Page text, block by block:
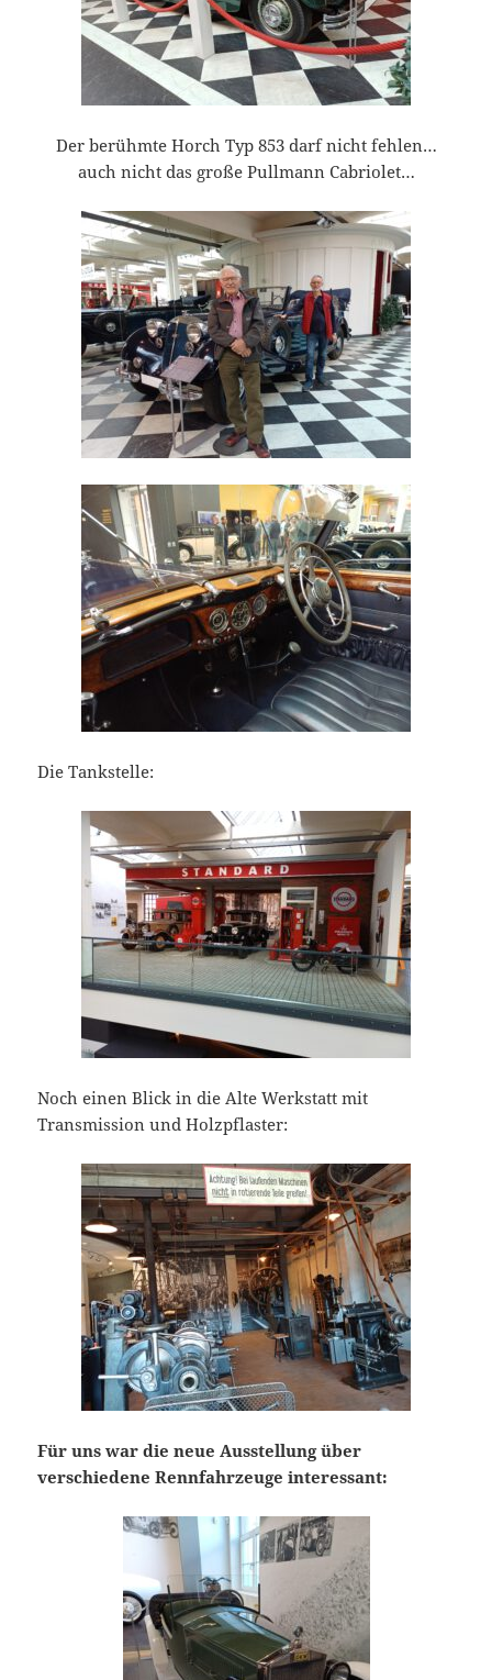
Der berühmte Horch Typ 853 darf nicht fehlen…
auch nicht das große Pullmann Cabriolet…
Die Tankstelle:
Noch einen Blick in die Alte Werkstatt mit
Transmission und Holzpflaster:
Für uns war die neue Ausstellung über
verschiedene Rennfahrzeuge interessant: